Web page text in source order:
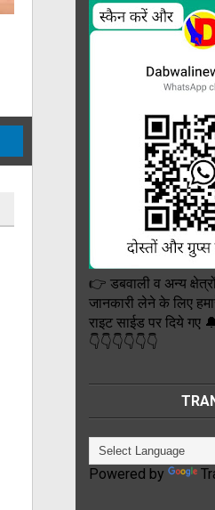
👉 डबवाली व अन्य
जानकारी लेने के लिए
राइट साईड पर दिये
👇👇👇👇👇👇
Powered by